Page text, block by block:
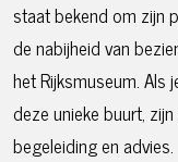
staat bekend om zijn
de nabijheid van
het Rijksmuseum. Als
deze unieke buurt,
begeleiding en advies.